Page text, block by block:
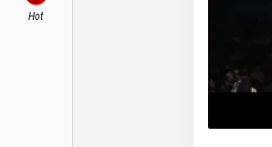
Hot